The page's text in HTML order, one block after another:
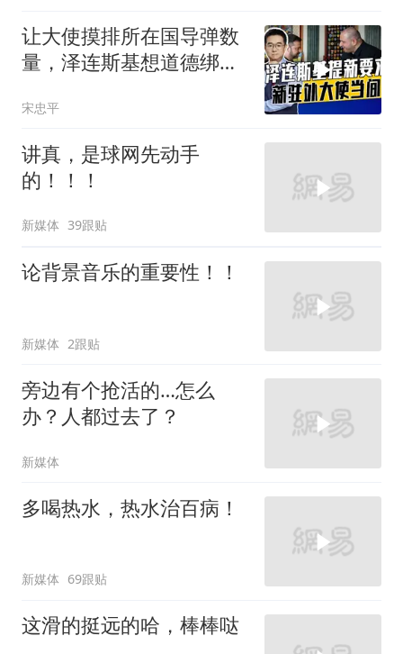
让大使摸排所在国导弹数
量，泽连斯基想道德绑架
宋忠平
讲真，是球网先动手
的！！！
新媒体 39跟贴
论背景音乐的重要性！！
新媒体 2跟贴
旁边有个抢活的…怎么
办？人都过去了？
新媒体
多喝热水，热水治百病！
新媒体 69跟贴
这滑的挺远的哈，棒棒哒